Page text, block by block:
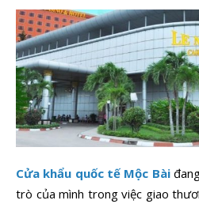
Cửa khẩu quốc tế Mộc Bài
trò của mình trong việc giao